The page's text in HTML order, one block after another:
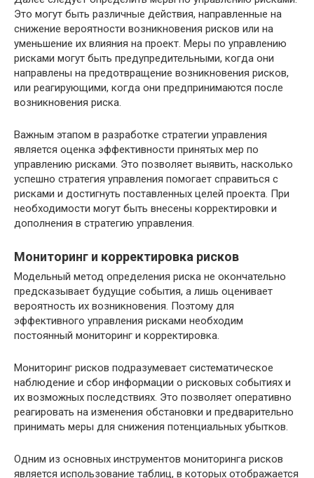
Это могут быть различные действия, направленные на
снижение вероятности возникновения рисков или на
уменьшение их влияния на проект. Меры по управлению
рисками могут быть предупредительными, когда они
направлены на предотвращение возникновения рисков,
или реагирующими, когда они предпринимаются после
возникновения риска.
Важным этапом в разработке стратегии управления
является оценка эффективности принятых мер по
управлению рисками. Это позволяет выявить, насколько
успешно стратегия управления помогает справиться с
рисками и достигнуть поставленных целей проекта. При
необходимости могут быть внесены корректировки и
дополнения в стратегию управления.
Мониторинг и корректировка рисков
Модельный метод определения риска не окончательно
предсказывает будущие события, а лишь оценивает
вероятность их возникновения. Поэтому для
эффективного управления рисками необходим
постоянный мониторинг и корректировка.
Мониторинг рисков подразумевает систематическое
наблюдение и сбор информации о рисковых событиях и
их возможных последствиях. Это позволяет оперативно
реагировать на изменения обстановки и предварительно
принимать меры для снижения потенциальных убытков.
Одним из основных инструментов мониторинга рисков
является использование таблиц, в которых отображается